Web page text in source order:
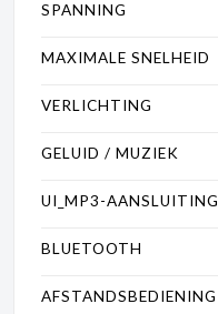
SPANNING
MAXIMALE SNELHEID
VERLICHTING
GELUID / MUZIEK
UI_MP3-AANSLUITING
BLUETOOTH
AFSTANDSBEDIENING